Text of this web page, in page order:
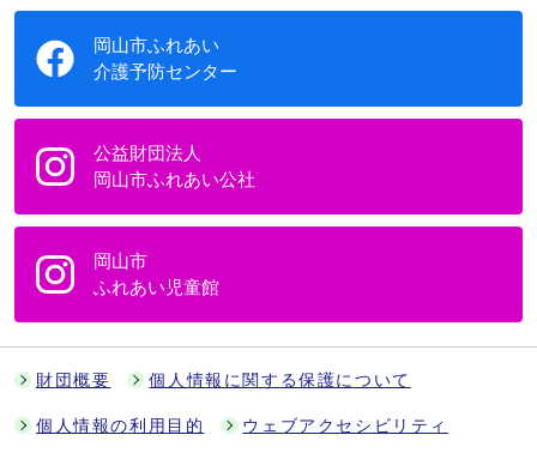
岡山市ふれあい
介護予防センター
公益財団法人
岡山市ふれあい公社
岡山市
ふれあい児童館
財団概要 個人情報に関する保護について
個人情報の利用目的 ウェブアクセシビリティ